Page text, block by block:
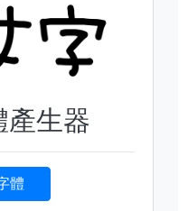
產生器
體